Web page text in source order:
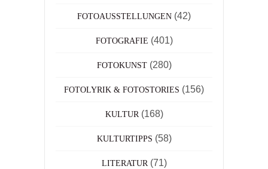
FOTOAUSSTELLUNGEN (42)
FOTOGRAFIE (401)
FOTOKUNST(280)
FOTOLYRIK & FOTOSTORIES (156)
KULTUR (168)
KULTURTIPPS (58)
LITERATUR (71)